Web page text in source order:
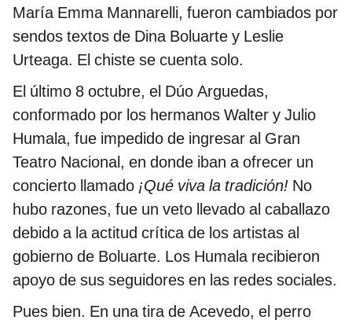
María Emma Mannarelli, fueron cambiados por
sendos textos de Dina Boluarte y Leslie
Urteaga. El chiste se cuenta solo.
El último 8 octubre, el Dúo Arguedas,
conformado por los hermanos Walter y Julio
Humala, fue impedido de ingresar al Gran
Teatro Nacional, en donde iban a ofrecer un
concierto llamado ¡Qué viva la tradición! No
hubo razones, fue un veto llevado al caballazo
debido a la actitud crítica de los artistas al
gobierno de Boluarte. Los Humala recibieron
apoyo de sus seguidores en las redes sociales.
Pues bien. En una tira de Acevedo, el perro